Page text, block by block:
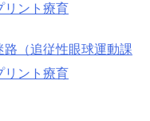
リント療育
路（追従性眼球運動課
リント療育